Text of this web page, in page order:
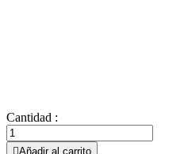
Cantidad :
Añadir al carrito